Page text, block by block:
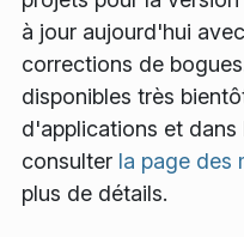
à jour aujourd'hui
corrections de
disponibles très
d'applications et dans
consulter la page des
plus de détails.